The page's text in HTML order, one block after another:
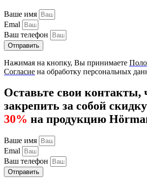
Ваше имя
Emal
Ваш телефон
Отправить
Нажимая на кнопку, Вы принимаете
Согласие на обработку персональных
Оставьте свои контакты,
закрепить за собой скидку
30% на продукцию
Ваше имя
Emal
Ваш телефон
Отправить